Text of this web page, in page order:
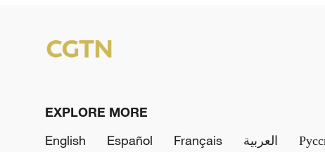
EXPLORE MORE
English
Español Français العربية